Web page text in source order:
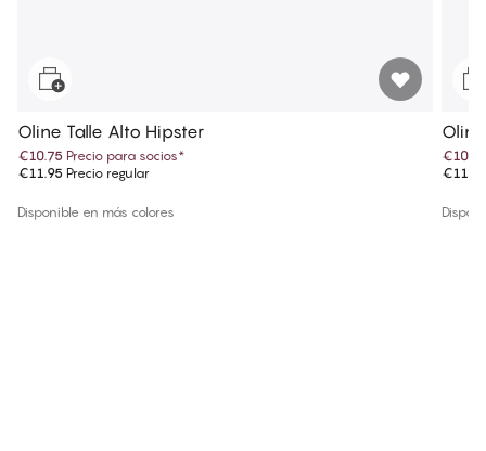
Oline Talle Alto Hipster
€10.75 Precio para socios*
€11.95 Precio regular
Disponible en más colores
€10.75
€11.95